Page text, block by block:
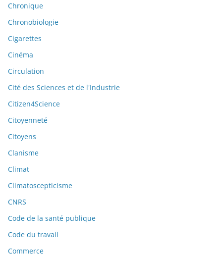
Chronique
Chronobiologie
Cigarettes
Cinéma
Circulation
Cité des Sciences et de l'Industrie
Citizen4Science
Citoyenneté
Citoyens
Clanisme
Climat
Climatoscepticisme
CNRS
Code de la santé publique
Code du travail
Commerce